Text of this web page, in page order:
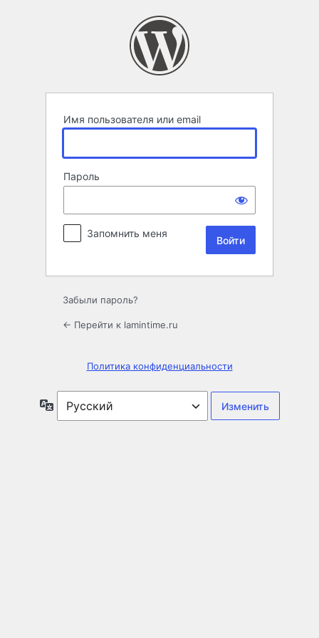
Имя пользователя или email
Пароль
Запомнить меня
Забыли пароль?
← Перейти к lamintime.ru
Политика конфиденциальности
Язык